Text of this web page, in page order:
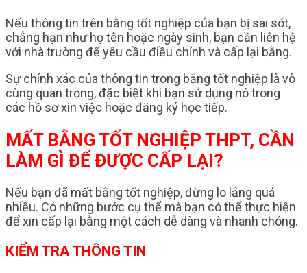
Nếu thông tin trên bằng tốt nghiệp của bạn bị sai sót,
chẳng hạn như họ tên hoặc ngày sinh, bạn cần liên hệ
với nhà trường để yêu cầu điều chỉnh và cấp lại bằng.
Sự chính xác của thông tin trong bằng tốt nghiệp là vô
cùng quan trọng, đặc biệt khi bạn sử dụng nó trong
các hồ sơ xin việc hoặc đăng ký học tiếp.
MẤT BẰNG TỐT NGHIỆP THPT, CẦN
LÀM GÌ ĐỂ ĐƯỢC CẤP LẠI?
Nếu bạn đã mất bằng tốt nghiệp, đừng lo lắng quá
nhiều. Có những bước cụ thể mà bạn có thể thực hiện
để xin cấp lại bằng một cách dễ dàng và nhanh chóng.
KIỂM TRA THÔNG TIN